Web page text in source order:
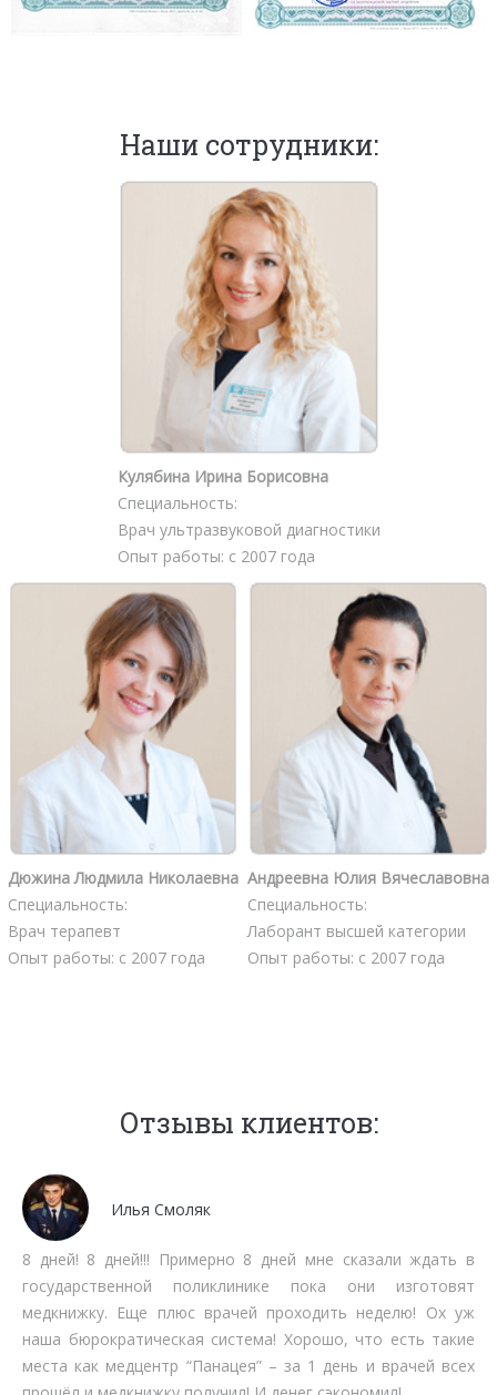
Наши сотрудники:
Кулябина Ирина Борисовна
Специальность:
Врач ультразвуковой диагностики
Опыт работы: с 2007 года
Дюжина Людмила Николаевна
Специальность:
Врач терапевт
Опыт работы: с 2007 года
Андреевна Юлия Вячеславовна
Специальность:
Лаборант высшей категории
Опыт работы: с 2007 года
Отзывы клиентов:
Мочалов Дмитрий
Мне как бизнесмену нет времени тратить на стояние в
очередях. Работают быстро, качественно, вменяемо по
срокам прохождения. Рекомендую.